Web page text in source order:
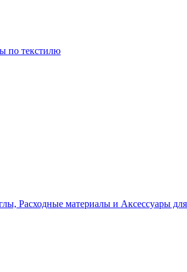
по текстилю
Расходные материалы и Аксессуары